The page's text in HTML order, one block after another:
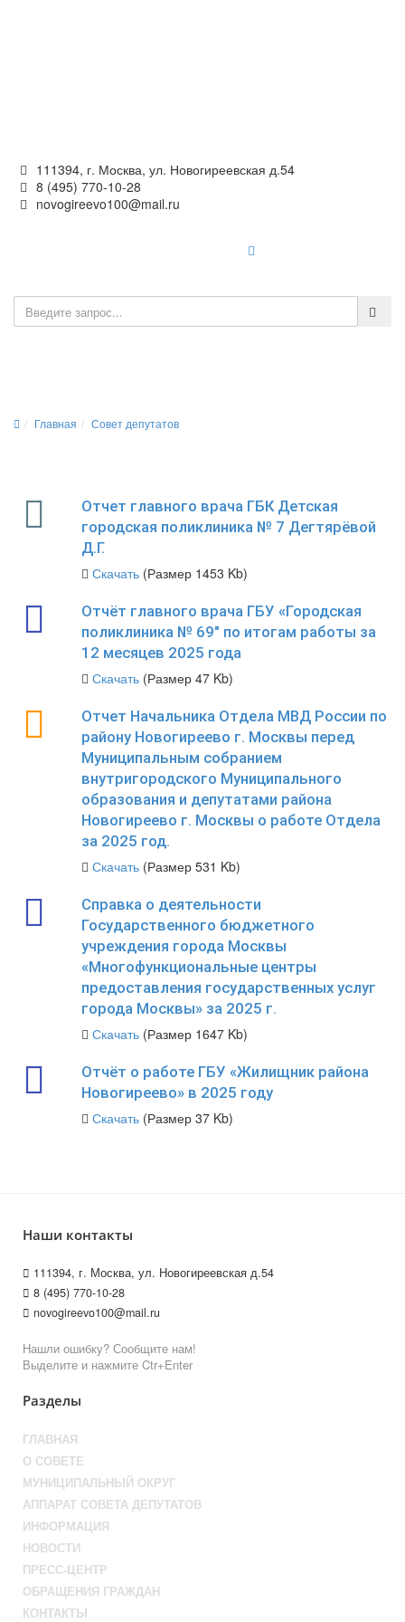
111394, г. Москва, ул. Новогиреевская д.54
8 (495) 770-10-28
novogireevo100@mail.ru
Главная Совет депутатов
Отчет главного врача ГБК Детская
городская поликлиника № 7 Дегтярёвой
Д.Г.
Скачать(Размер 1453 Kb)
Отчёт главного врача ГБУ «Городская
поликлиника № 69" по итогам работы за
12 месяцев 2025 года
Скачать(Размер 47 Kb)
Отчет Начальника Отдела МВД России по
району Новогиреево г. Москвы перед
Муниципальным собранием
внутригородского Муниципального
образования и депутатами района
Новогиреево г. Москвы о работе Отдела
за 2025 год.
Скачать(Размер 531 Kb)
Справка о деятельности
Государственного бюджетного
учреждения города Москвы
«Многофункциональные центры
предоставления государственных услуг
города Москвы» за 2025 г.
Скачать(Размер 1647 Kb)
Отчёт о работе ГБУ «Жилищник района
Новогиреево» в 2025 году
Скачать(Размер 37 Kb)
Наши контакты
111394, г. Москва, ул. Новогиреевская д.54
8 (495) 770-10-28
novogireevo100@mail.ru
Нашли ошибку? Сообщите нам!
Выделите и нажмите Ctr+Enter
Разделы
ГЛАВНАЯ
О СОВЕТЕ
МУНИЦИПАЛЬНЫЙ ОКРУГ
АППАРАТ СОВЕТА ДЕПУТАТОВ
ИНФОРМАЦИЯ
НОВОСТИ
ПРЕСС-ЦЕНТР
ОБРАЩЕНИЯ ГРАЖДАН
КОНТАКТЫ